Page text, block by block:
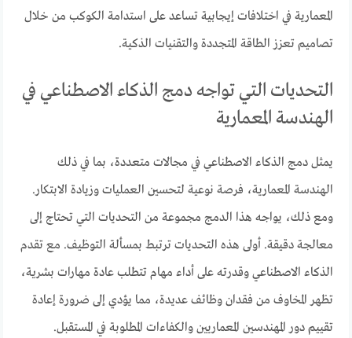
المعمارية في اختلافات إيجابية تساعد على استدامة الكوكب من خلال
تصاميم تعزز الطاقة المتجددة والتقنيات الذكية.
التحديات التي تواجه دمج الذكاء الاصطناعي في
الهندسة المعمارية
يمثل دمج الذكاء الاصطناعي في مجالات متعددة، بما في ذلك
الهندسة المعمارية، فرصة نوعية لتحسين العمليات وزيادة الابتكار.
ومع ذلك، يواجه هذا الدمج مجموعة من التحديات التي تحتاج إلى
معالجة دقيقة. أولى هذه التحديات ترتبط بمسألة التوظيف. مع تقدم
الذكاء الاصطناعي وقدرته على أداء مهام تتطلب عادة مهارات بشرية،
تظهر المخاوف من فقدان وظائف عديدة، مما يؤدي إلى ضرورة إعادة
تقييم دور المهندسين المعماريين والكفاءات المطلوبة في المستقبل.